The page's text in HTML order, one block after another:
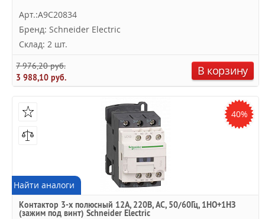
Арт.:A9C20834
Бренд: Schneider Electric
Склад: 2 шт.
7 976,20 руб.
3 988,10 руб.
В корзину
40%
Найти аналоги
Контактор 3-х полюсный 12A, 220В, AC, 50/60Гц, 1НО+1НЗ
(зажим под винт) Schneider Electric